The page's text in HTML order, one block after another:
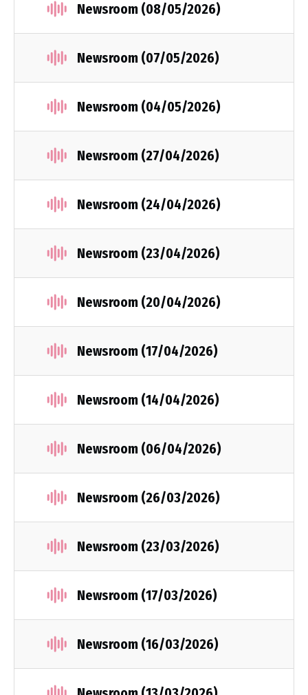
Newsroom (08/05/2026)
Newsroom (07/05/2026)
Newsroom (04/05/2026)
Newsroom (27/04/2026)
Newsroom (24/04/2026)
Newsroom (23/04/2026)
Newsroom (20/04/2026)
Newsroom (17/04/2026)
Newsroom (14/04/2026)
Newsroom (06/04/2026)
Newsroom (26/03/2026)
Newsroom (23/03/2026)
Newsroom (17/03/2026)
Newsroom (16/03/2026)